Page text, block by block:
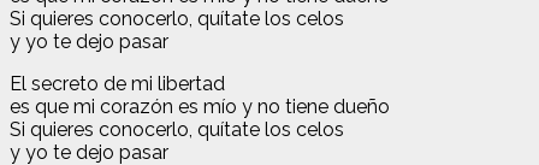
Si quieres conocerlo, quítate los celos
y yo te dejo pasar
El secreto de mi libertad
es que mi corazón es mío y no tiene dueño
Si quieres conocerlo, quítate los celos
y yo te dejo pasar